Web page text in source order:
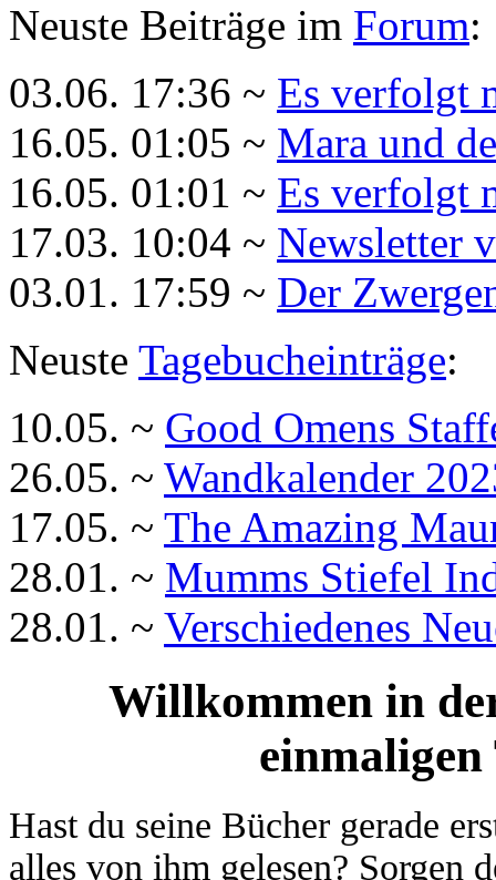
Neuste Beiträge im Forum:
03.06. 17:36 ~ Es verfolgt
16.05. 01:05 ~ Mara und
16.05. 01:01 ~ Es verfolgt
17.03. 10:04 ~ Newsletter
03.01. 17:59 ~ Der
Neuste Tagebucheinträge:
10.05. ~ Good Omens
26.05. ~ Wandkalender
17.05. ~ The Amazing
28.01. ~ Mumms Stiefel
28.01. ~ Verschiedenes
Willkommen in
Hast du seine Bücher gerade
alles von ihm gelesen? Sorgen